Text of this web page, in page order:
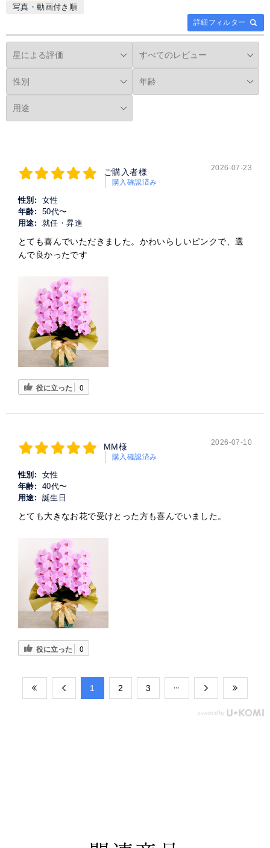
詳細フィルター
写真・動画付き順
ご購入者様
購入確認済み
2026-07-23
性別:
女性
年齢:
50代〜
用途:
就任・昇進
とても喜んでいただきました。かわいらしいピンクで、選
んで良かったです
役に立った 0
MM様
購入確認済み
2026-07-10
性別:
女性
年齢:
40代〜
用途:
誕生日
とても大きなお花で受けとった方も喜んでいました。
役に立った 0
​1 ​2 ​3